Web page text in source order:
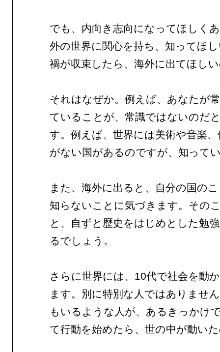
でも、内向き志向になってほしく
外の世界に関心を持ち、知ってほ
禍が収束したら、海外に出てほし
それはなぜか。例えば、あなたが
ていることが、常識ではないのだ
す。例えば、世界には美術や音楽
がない国があるのですが、知って
また、海外に出ると、自分の国の
知らないことに気づきます。その
と、自ずと歴史をはじめとした勉
るでしょう。
さらに世界には、10代で社会を動
ます。別に特別な人ではありませ
もいるような人が、あるきっかけ
て行動を始めたら、世の中が動い